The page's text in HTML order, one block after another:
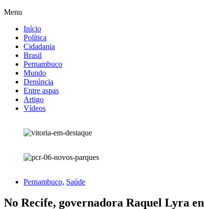
Menu
Início
Política
Cidadania
Brasil
Pernambuco
Mundo
Denúncia
Entre aspas
Artigo
Vídeos
Pernambuco, Saúde
No Recife, governadora Raquel Lyra